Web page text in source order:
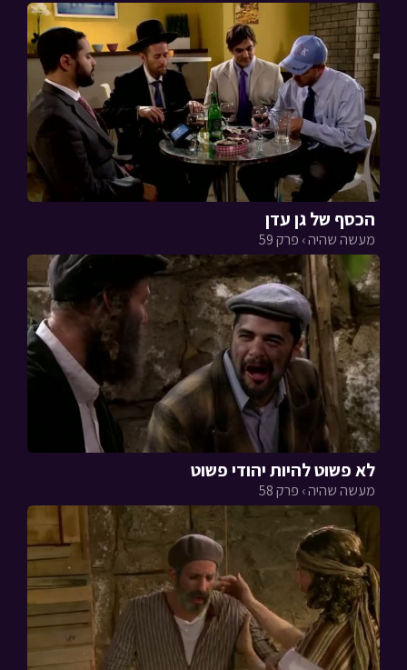
הכסף של גן עדן
מעשה שהיה › פרק 59
לא פשוט להיות יהודי פשוט
מעשה שהיה › פרק 58